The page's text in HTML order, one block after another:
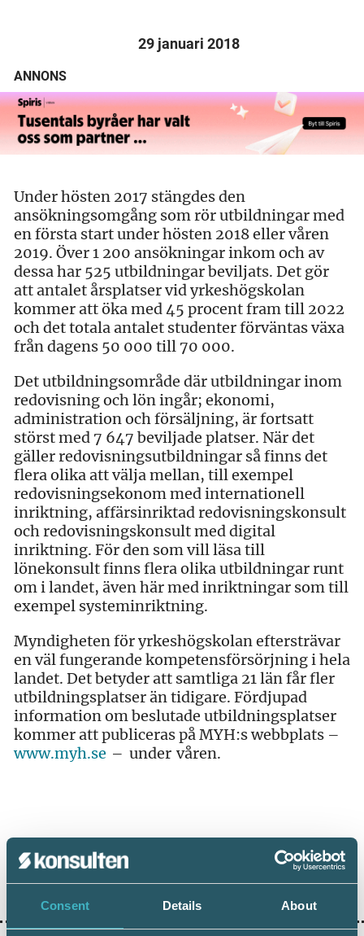
Consent Details About
29 januari 2018
ANNONS
Under hösten 2017 stängdes den
ansökningsomgång som rör utbildningar med
en första start under hösten 2018 eller våren
2019. Över 1 200 ansökningar inkom och av
dessa har 525 utbildningar beviljats. Det gör
att antalet årsplatser vid yrkeshögskolan
kommer att öka med 45 procent fram till 2022
och det totala antalet studenter förväntas växa
från dagens 50 000 till 70 000.
Det utbildningsområde där utbildningar inom
redovisning och lön ingår; ekonomi,
administration och försäljning, är fortsatt
störst med 7 647 beviljade platser. När det
gäller redovisningsutbildningar så finns det
flera olika att välja mellan, till exempel
redovisningsekonom med internationell
inriktning, affärsinriktad redovisningskonsult
och redovisningskonsult med digital
inriktning. För den som vill läsa till
lönekonsult finns flera olika utbildningar runt
om i landet, även här med inriktningar som till
exempel systeminriktning.
Myndigheten för yrkeshögskolan eftersträvar
en väl fungerande kompetensförsörjning i hela
landet. Det betyder att samtliga 21 län får fler
utbildningsplatser än tidigare. Fördjupad
information om beslutade utbildningsplatser
kommer att publiceras på MYH:s webbplats –
www.myh.se – under våren.
Dela: